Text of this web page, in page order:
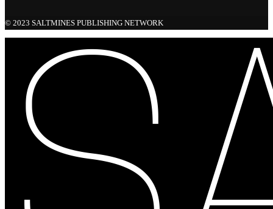
© 2023 SALTMINES PUBLISHING NETWORK